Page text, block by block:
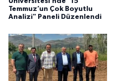
Temmuz’un Çok Boyutlu
Analizi" Paneli Düzenlendi